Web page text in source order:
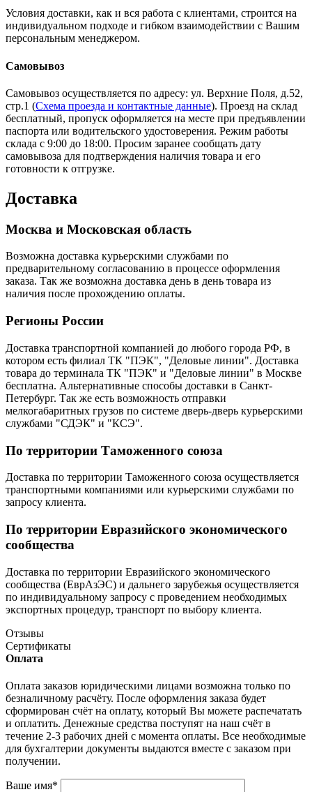
Условия доставки, как и вся работа с клиентами, строится на
индивидуальном подходе и гибком взаимодействии с Вашим
персональным менеджером.
Самовывоз
Самовывоз осуществляется по адресу: ул. Верхние Поля, д.52,
стр.1 (Схема проезда и контактные данные). Проезд на склад
бесплатный, пропуск оформляется на месте при предъявлении
паспорта или водительского удостоверения. Режим работы
склада с 9:00 до 18:00. Просим заранее сообщать дату
самовывоза для подтверждения наличия товара и его
готовности к отгрузке.
Доставка
Москва и Московская область
Возможна доставка курьерскими службами по
предварительному согласованию в процессе оформления
заказа. Так же возможна доставка день в день товара из
наличия после прохождению оплаты.
Регионы России
Доставка транспортной компанией до любого города РФ, в
котором есть филиал ТК "ПЭК", "Деловые линии". Доставка
товара до терминала ТК "ПЭК" и "Деловые линии" в Москве
бесплатна. Альтернативные способы доставки в Санкт-
Петербург. Так же есть возможность отправки
мелкогабаритных грузов по системе дверь-дверь курьерскими
службами "СДЭК" и "КСЭ".
По территории Таможенного союза
Доставка по территории Таможенного союза осуществляется
транспортными компаниями или курьерскими службами по
запросу клиента.
По территории Евразийского экономического
сообщества
Доставка по территории Евразийского экономического
сообщества (ЕврАзЭС) и дальнего зарубежья осуществляется
по индивидуальному запросу с проведением необходимых
экспортных процедур, транспорт по выбору клиента.
Отзывы
Сертификаты
Оплата
Оплата заказов юридическими лицами возможна только по
безналичному расчёту. После оформления заказа будет
сформирован счёт на оплату, который Вы можете распечатать
и оплатить. Денежные средства поступят на наш счёт в
течение 2-3 рабочих дней с момента оплаты. Все необходимые
для бухгалтерии документы выдаются вместе с заказом при
получении.
Ваше имя*